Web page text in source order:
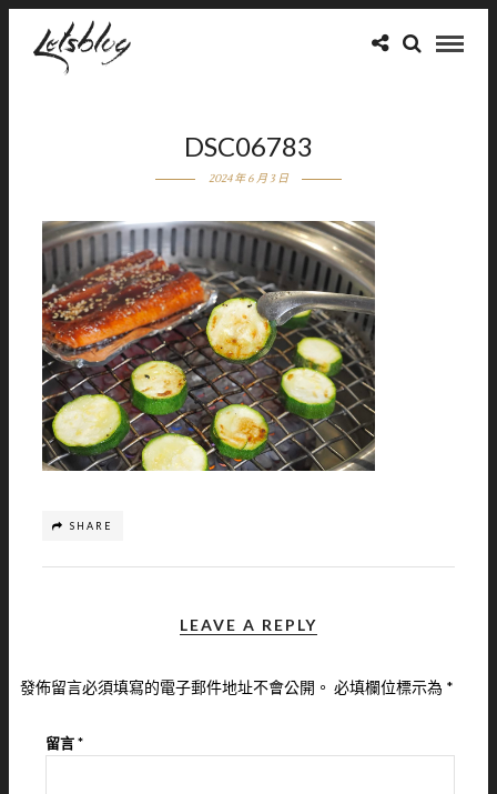
DSC06783
2024 年 6 月 3 日
SHARE
LEAVE A REPLY
發佈留言必須填寫的電子郵件地址不會公開。 必填欄位標示為 *
留言*